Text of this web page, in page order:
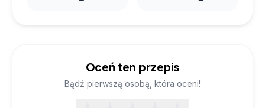
Oceń ten przepis
Bądź pierwszą osobą, która oceni!